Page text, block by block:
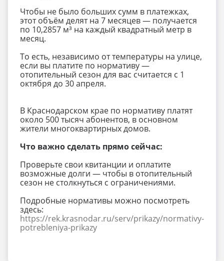
Чтобы не было больших сумм в платежках,
этот объём делят на 7 месяцев — получается
по 10,2857 м³ на каждый квадратный метр в
месяц.
То есть, независимо от температуры на улице,
если вы платите по нормативу —
отопительный сезон для вас считается с 1
октября до 30 апреля.
В Краснодарском крае по нормативу платят
около 500 тысяч абонентов, в основном
жители многоквартирных домов.
Что важно сделать прямо сейчас:
Проверьте свои квитанции и оплатите
возможные долги — чтобы в отопительный
сезон не столкнуться с ограничениями.
Подробные нормативы можно посмотреть
здесь:
https://rek.krasnodar.ru/serv/prikazy/normativy-
potrebleniya-prikazy